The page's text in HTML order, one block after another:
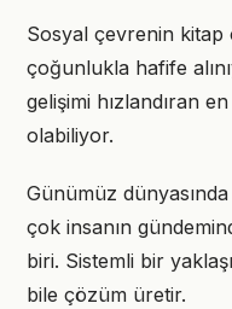
Sosyal çevrenin kitap
çoğunlukla hafife
gelişimi hızlandıran
olabiliyor.
Günümüz
çok insanın
biri. Sistemli bir
bile çözüm üretir.